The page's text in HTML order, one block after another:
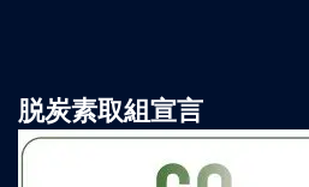
脱炭素取組宣言